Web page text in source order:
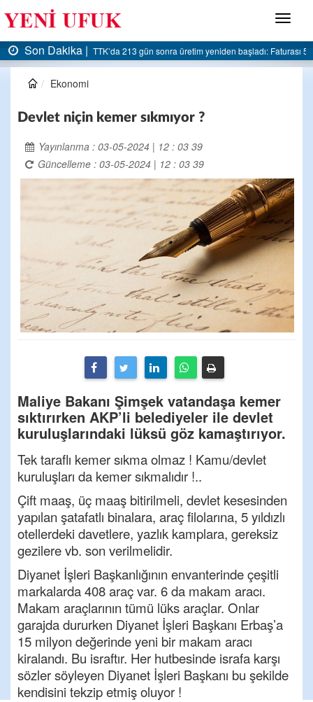
Menü
Son Dakika | AK Parti Ereğli İlçe Başkanlığı’ndan belediyeye sert
Ekonomi
Devlet niçin kemer sıkmıyor ?
Yayınlanma : 03-05-2024 | 12 : 03 39
Güncelleme : 03-05-2024 | 12 : 03 39
Maliye Bakanı Şimşek vatandaşa kemer
sıktırırken AKP’li belediyeler ile devlet
kuruluşlarındaki lüksü göz kamaştırıyor.
Tek taraflı kemer sıkma olmaz ! Kamu/devlet
kuruluşları da kemer sıkmalıdır !..
Çift maaş, üç maaş bitirilmeli, devlet kesesinden
yapılan şatafatlı binalara, araç filolarına, 5 yıldızlı
otellerdeki davetlere, yazlık kamplara, gereksiz
gezilere vb. son verilmelidir.
Diyanet İşleri Başkanlığının envanterinde çeşitli
markalarda 408 araç var. 6 da makam aracı.
Makam araçlarının tümü lüks araçlar. Onlar
garajda dururken Diyanet İşleri Başkanı Erbaş’a
15 milyon değerinde yeni bir makam aracı
kiralandı. Bu israftır. Her hutbesinde israfa karşı
sözler söyleyen Diyanet İşleri Başkanı bu şekilde
kendisini tekzip etmiş oluyor !